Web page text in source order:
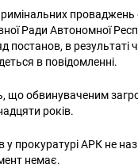
Ради Автономної
постанов, в
в повідомленні.
що обвинуваченим
років.
у прокуратурі АРК не
немає.